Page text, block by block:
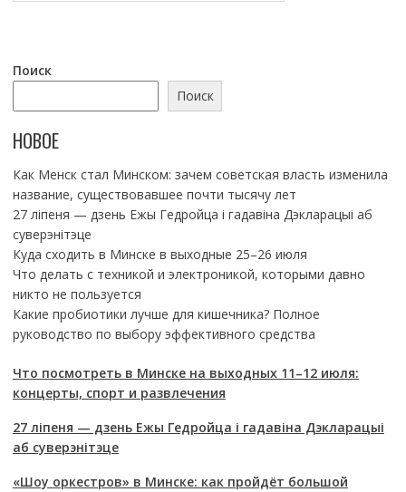
Поиск
Поиск
НОВОЕ
Как Менск стал Минском: зачем советская власть изменила
название, существовавшее почти тысячу лет
27 ліпеня — дзень Ежы Гедройца і гадавіна Дэкларацыі аб
суверэнітэце
Куда сходить в Минске в выходные 25–26 июля
Что делать с техникой и электроникой, которыми давно
никто не пользуется
Какие пробиотики лучше для кишечника? Полное
руководство по выбору эффективного средства
Что посмотреть в Минске на выходных 11–12 июля:
концерты, спорт и развлечения
27 ліпеня — дзень Ежы Гедройца і гадавіна Дэкларацыі
аб суверэнітэце
«Шоу оркестров» в Минске: как пройдёт большой